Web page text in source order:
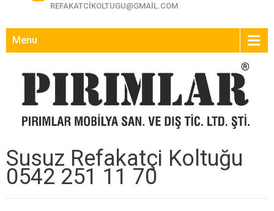
REFAKATCIKOLTUGU@GMAIL.COM
Menu
Susuz Refakatçi Koltuğu
0542 251 11 70